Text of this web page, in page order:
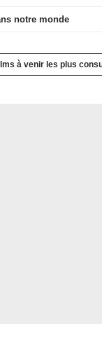
notre monde
à venir les plus